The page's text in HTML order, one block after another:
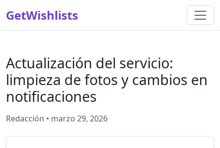
GetWishlists
Actualización del servicio:
limpieza de fotos y cambios en
notificaciones
Redacción • marzo 29, 2026